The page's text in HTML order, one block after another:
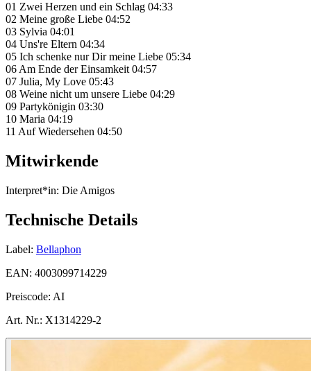
01 Zwei Herzen und ein Schlag 04:33
02 Meine große Liebe 04:52
03 Sylvia 04:01
04 Uns're Eltern 04:34
05 Ich schenke nur Dir meine Liebe 05:34
06 Am Ende der Einsamkeit 04:57
07 Julia, My Love 05:43
08 Weine nicht um unsere Liebe 04:29
09 Partykönigin 03:30
10 Maria 04:19
11 Auf Wiedersehen 04:50
Mitwirkende
Interpret*in: Die Amigos
Technische Details
Label: Bellaphon
EAN: 4003099714229
Preiscode: AI
Art. Nr.: X1314229-2